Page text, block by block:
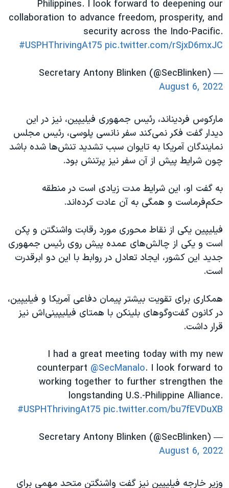
Philippines. I look forward to deepening our
collaboration to advance freedom, prosperity, and
security across the Indo-Pacific.
#USPHThrivingAt75 pic.twitter.com/rSjxD6mxJC
— Secretary Antony Blinken (@SecBlinken)
August 6, 2022
مارکوس فردیناند، رئیس جمهوری فیلیپین، نیز در این
دیدار گفت فکر نمی‌کند سفر نانسی پلوسی، رئیس مجلس
نمایندگان آمریکا به تایوان سبب تشدید تنش‌ها شده باشد
چون شرایط پیش از آن سفر نیز پرتنش بود.
به گفت او، این شرایط مدت زیادی است در منطقه
حکم‌فرماست و همگی به آن عادت کرده‌اند.
فیلیپین یکی از نقاط محوری مورد رقابت واشنگتن و پکن
است و یکی از چالش‌های عمده پیش روی رئیس جمهوری
جدید این کشور، ایجاد تعادل در روابط با این دو ابرقدرت
است.
همکاری برای تقویت بیشتر پیمان دفاعی آمریکا و فیلیپین،
در کانون گفت‌وگوهای بلینکن با همتای فیلیپینی‌اش نیز
قرار داشت.
I had a great meeting today with my new
counterpart @SecManalo. I look forward to
working together to further strengthen the
longstanding U.S.-Philippine Alliance.
#USPHThrivingAt75 pic.twitter.com/bu7fEVDuXB
— Secretary Antony Blinken (@SecBlinken)
August 6, 2022
وزیر خارجه فیلیپین نیز گفت واشنگتن متحد مهمی برای